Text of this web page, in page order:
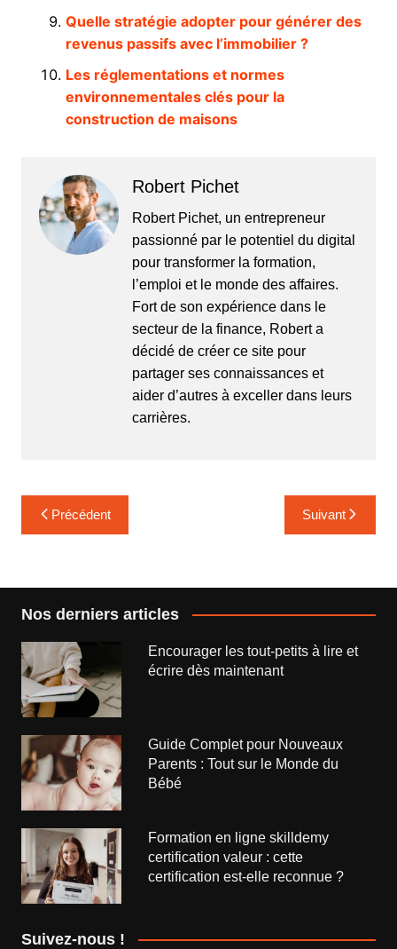
Quelle stratégie adopter pour générer des
revenus passifs avec l’immobilier ?
Les réglementations et normes
environnementales clés pour la
construction de maisons
Robert Pichet
Robert Pichet, un entrepreneur
passionné par le potentiel du digital
pour transformer la formation,
l’emploi et le monde des affaires.
Fort de son expérience dans le
secteur de la finance, Robert a
décidé de créer ce site pour
partager ses connaissances et
aider d’autres à exceller dans leurs
carrières.
Navigation
de
Précédent Suivant
Nos derniers articles
Encourager les tout-petits à lire et
écrire dès maintenant
Guide Complet pour Nouveaux
Parents : Tout sur le Monde du
Bébé
Formation en ligne skilldemy
certification valeur : cette
certification est-elle reconnue ?
Suivez-nous !